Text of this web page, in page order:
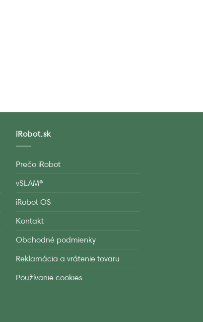
iRobot.sk
Prečo iRobot
vSLAM®
iRobot OS
Kontakt
Obchodné podmienky
Reklamácia a vrátenie tovaru
Používanie cookies